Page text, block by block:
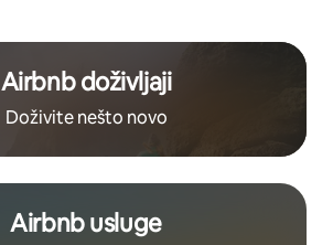
Airbnb doživljaji
Doživite nešto novo
Airbnb usluge